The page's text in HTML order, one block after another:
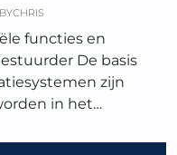
BYCHRIS
functies en
De basis
zijn
in het…